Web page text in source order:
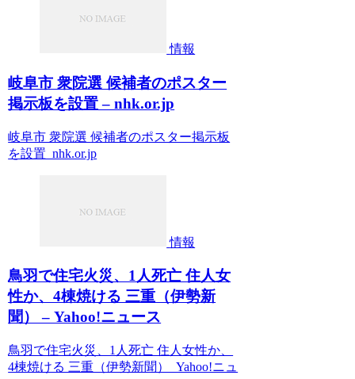
情報
岐阜市 衆院選 候補者のポスター
掲示板を設置 – nhk.or.jp
岐阜市 衆院選 候補者のポスター掲示板
を設置 nhk.or.jp
情報
鳥羽で住宅火災、1人死亡 住人女
性か、4棟焼ける 三重（伊勢新
聞） – Yahoo!ニュース
鳥羽で住宅火災、1人死亡 住人女性か、
4棟焼ける 三重（伊勢新聞） Yahoo!ニュ